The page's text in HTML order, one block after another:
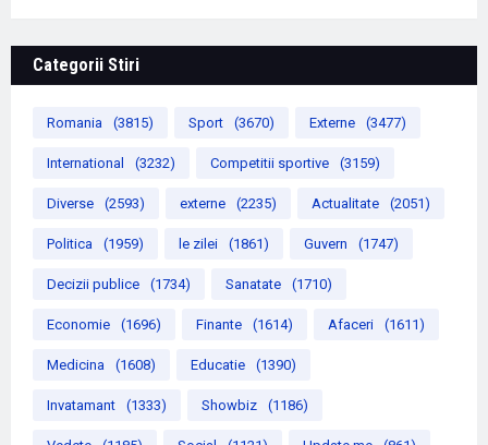
Categorii Stiri
Romania (3815) Sport (3670) Externe (3477)
International (3232) Competitii sportive (3159)
Diverse (2593) externe (2235) Actualitate (2051)
Politica (1959) le zilei (1861) Guvern (1747)
Decizii publice (1734) Sanatate (1710)
Economie (1696) Finante (1614) Afaceri (1611)
Medicina (1608) Educatie (1390)
Invatamant (1333) Showbiz (1186)